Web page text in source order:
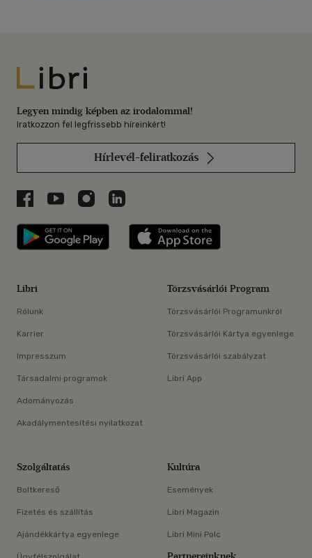
Libri
Legyen mindig képben az irodalommal!
Iratkozzon fel legfrissebb híreinkért!
Hírlevél-feliratkozás
Libri a Facebookon
Libri a Youtube-on
Libri az Instagramon
Libri a LinkedInen
Libri applikáció Szerezd meg: Google
Libri
Rólunk
Karrier
Impresszum
Társadalmi programok
Adományozás
Akadálymentesítési nyilatkozat
Törzsvásárlói Program
Törzsvásárlói Programunkról
Törzsvásárlói Kártya egyenlege
Törzsvásárlói szabályzat
Libri App
Szolgáltatás
Boltkereső
Fizetés és szállítás
Ajándékkártya egyenlege
Kultúra
Események
Libri Magazin
Libri Mini Polc